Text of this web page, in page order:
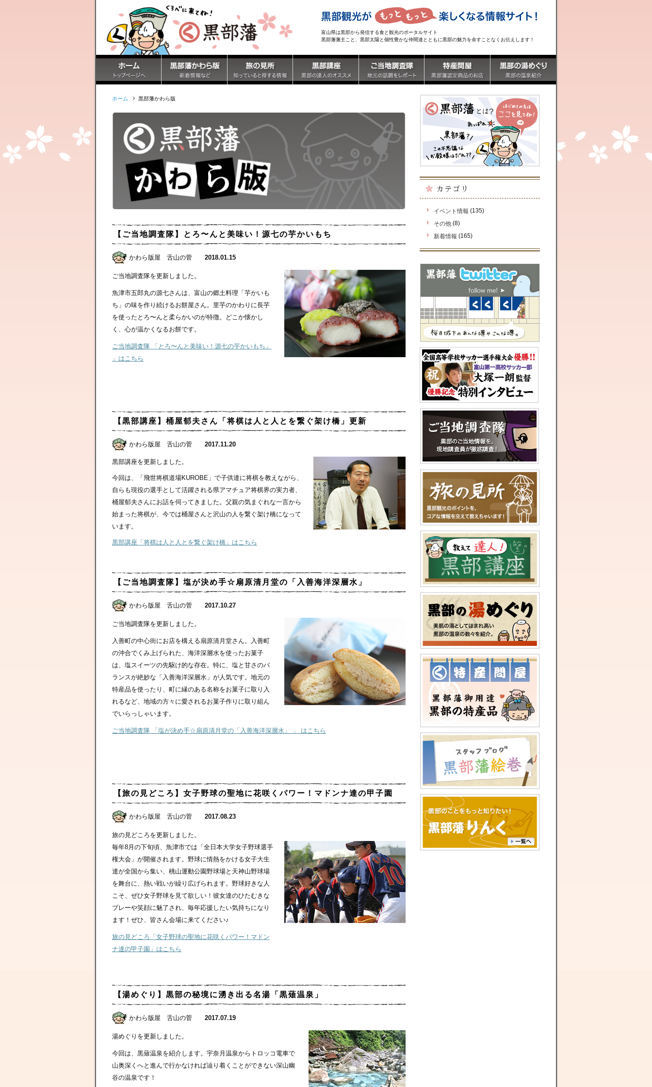
富山県は黒部から発信する食と観光のポータルサイト
黒部藩藩主こと、黒部太陽と個性豊かな仲間達とともに黒部の魅力を余すことなくお伝えします！
ホーム 黒部藩かわら版
【ご当地調査隊】とろ〜んと美味い！源七の芋かいもち
かわら版屋 舌山の菅 2018.01.15
ご当地調査隊を更新しました。
魚津市五郎丸の源七さんは、富山の郷土料理「芋かいも
ち」の味を作り続けるお餅屋さん。里芋のかわりに長芋
を使ったとろ〜んと柔らかいのが特徴。どこか懐かし
く、心が温かくなるお餅です。
ご当地調査隊 「とろ〜んと美味い！源七の芋かいもち」
」はこちら
【黒部講座】桶屋郁夫さん「将棋は人と人とを繋ぐ架け橋」更新
かわら版屋 舌山の菅 2017.11.20
黒部講座を更新しました。
今回は、「飛世将棋道場KUROBE」で子供達に将棋を教えながら、
自らも現役の選手として活躍される県アマチュア将棋界の実力者、
桶屋郁夫さんにお話を伺ってきました。父親の気まぐれな一言から
始まった将棋が、今では桶屋さんと沢山の人を繋ぐ架け橋になって
います。
黒部講座「将棋は人と人とを繋ぐ架け橋」はこちら
【ご当地調査隊】塩が決め手☆扇原清月堂の「入善海洋深層水」
かわら版屋 舌山の菅 2017.10.27
ご当地調査隊を更新しました。
入善町の中心街にお店を構える扇原清月堂さん。入善町
の沖合でくみ上げられた、海洋深層水を使ったお菓子
は、塩スイーツの先駆け的な存在。特に、塩と甘さのバ
ランスが絶妙な「入善海洋深層水」が人気です。地元の
特産品を使ったり、町に縁のある名称をお菓子に取り入
れるなど、地域の方々に愛されるお菓子作りに取り組ん
でいらっしゃいます。
ご当地調査隊 「塩が決め手☆扇原清月堂の「入善海洋深層水」 」 はこちら
【旅の見どころ】女子野球の聖地に花咲くパワー！マドンナ達の甲子園
かわら版屋 舌山の菅 2017.08.23
旅の見どころを更新しました。
毎年8月の下旬頃、魚津市では「全日本大学女子野球選手
権大会」が開催されます。野球に情熱をかける女子大生
達が全国から集い、桃山運動公園野球場と天神山野球場
を舞台に、熱い戦いが繰り広げられます。野球好きな人
こそ、ぜひ女子野球を見て欲しい！彼女達のひたむきな
プレーや笑顔に魅了され、毎年応援したい気持ちになり
ます！ぜひ、皆さん会場に来てください♪
旅の見どころ「女子野球の聖地に花咲くパワー！マドン
ナ達の甲子園」はこちら
【湯めぐり】黒部の秘境に湧き出る名湯「黒薙温泉」
かわら版屋 舌山の菅 2017.07.19
湯めぐりを更新しました。
今回は、黒薙温泉を紹介します。宇奈月温泉からトロッコ電車で
山奥深くへと進んで行かなければ辿り着くことができない深山幽
谷の温泉です！
カテゴリ
イベント情報 (135)
その他 (8)
新着情報 (165)